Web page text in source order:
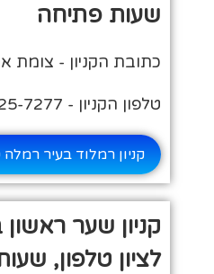
שעות פתיחה
כתובת הקניון - צומת
טלפון הקניון - 08-925-7277
קניון רמלוד בעיר
קניון שער
לציון טלפון,